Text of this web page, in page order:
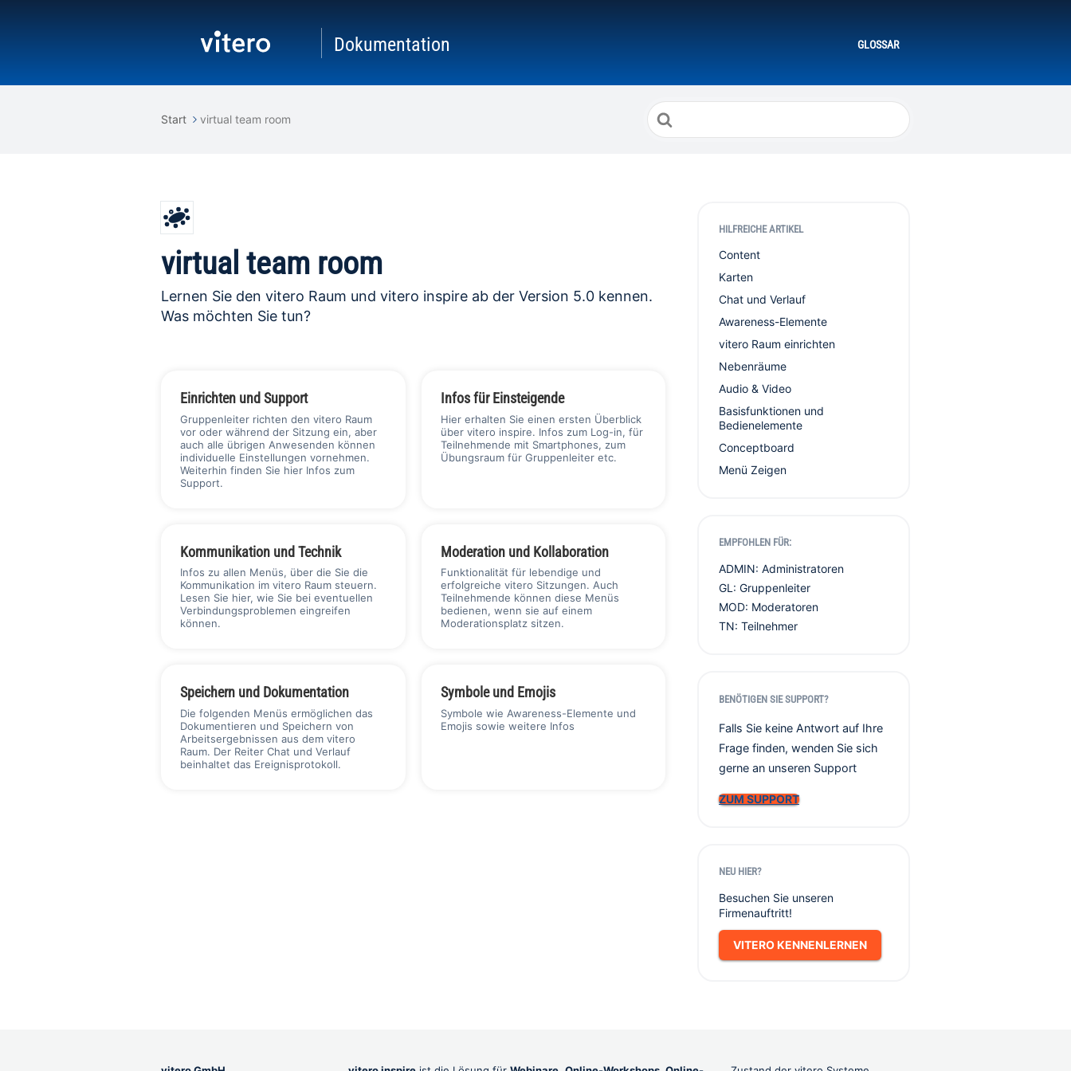
Dokumentation GLOSSAR
Start virtual team room
Suche
nach
virtual team room
Lernen Sie den vitero Raum und vitero inspire ab der Version 5.0 kennen.
Was möchten Sie tun?
Einrichten und Support
Gruppenleiter richten den vitero Raum
vor oder während der Sitzung ein, aber
auch alle übrigen Anwesenden können
individuelle Einstellungen vornehmen.
Weiterhin finden Sie hier Infos zum
Support.
Infos für Einsteigende
Hier erhalten Sie einen ersten Überblick
über vitero inspire. Infos zum Log-in, für
Teilnehmende mit Smartphones, zum
Übungsraum für Gruppenleiter etc.
Kommunikation und Technik
Infos zu allen Menüs, über die Sie die
Kommunikation im vitero Raum steuern.
Lesen Sie hier, wie Sie bei eventuellen
Verbindungsproblemen eingreifen
können.
Moderation und Kollaboration
Funktionalität für lebendige und
erfolgreiche vitero Sitzungen. Auch
Teilnehmende können diese Menüs
bedienen, wenn sie auf einem
Moderationsplatz sitzen.
Speichern und Dokumentation
Die folgenden Menüs ermöglichen das
Dokumentieren und Speichern von
Arbeitsergebnissen aus dem vitero
Raum. Der Reiter Chat und Verlauf
beinhaltet das Ereignisprotokoll.
Symbole und Emojis
Symbole wie Awareness-Elemente und
Emojis sowie weitere Infos
HILFREICHE ARTIKEL
Content
Karten
Chat und Verlauf
Awareness-Elemente
vitero Raum einrichten
Nebenräume
Audio & Video
Basisfunktionen und
Bedienelemente
Conceptboard
Menü Zeigen
EMPFOHLEN FÜR:
ADMIN: Administratoren
GL: Gruppenleiter
MOD: Moderatoren
TN: Teilnehmer
BENÖTIGEN SIE SUPPORT?
Falls Sie keine Antwort auf Ihre
Frage finden, wenden Sie sich
gerne an unseren Support
ZUM SUPPORT
NEU HIER?
Besuchen Sie unseren
Firmenauftritt!
VITERO KENNENLERNEN